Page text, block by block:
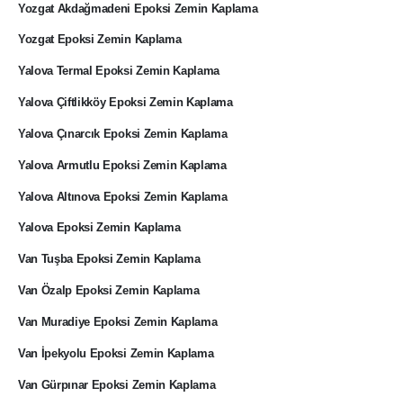
Yozgat Akdağmadeni Epoksi Zemin Kaplama
Yozgat Epoksi Zemin Kaplama
Yalova Termal Epoksi Zemin Kaplama
Yalova Çiftlikköy Epoksi Zemin Kaplama
Yalova Çınarcık Epoksi Zemin Kaplama
Yalova Armutlu Epoksi Zemin Kaplama
Yalova Altınova Epoksi Zemin Kaplama
Yalova Epoksi Zemin Kaplama
Van Tuşba Epoksi Zemin Kaplama
Van Özalp Epoksi Zemin Kaplama
Van Muradiye Epoksi Zemin Kaplama
Van İpekyolu Epoksi Zemin Kaplama
Van Gürpınar Epoksi Zemin Kaplama